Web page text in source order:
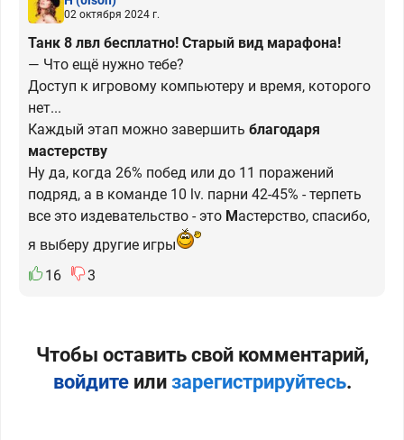
02 октября 2024 г.
Танк 8 лвл бесплатно! Старый вид марафона!
— Что ещё нужно тебе?
Доступ к игровому компьютеру и время, которого
нет...
Каждый этап можно завершить благодаря
мастерству
Ну да, когда 26% побед или до 11 поражений
подряд, а в команде 10 lv. парни 42-45% - терпеть
все это издевательство - это Мастерство, спасибо,
я выберу другие игры
16
3
Чтобы оставить свой комментарий,
войдитеили зарегистрируйтесь.